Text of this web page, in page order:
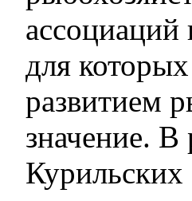
ассоциаций
для
развитием
значение. В